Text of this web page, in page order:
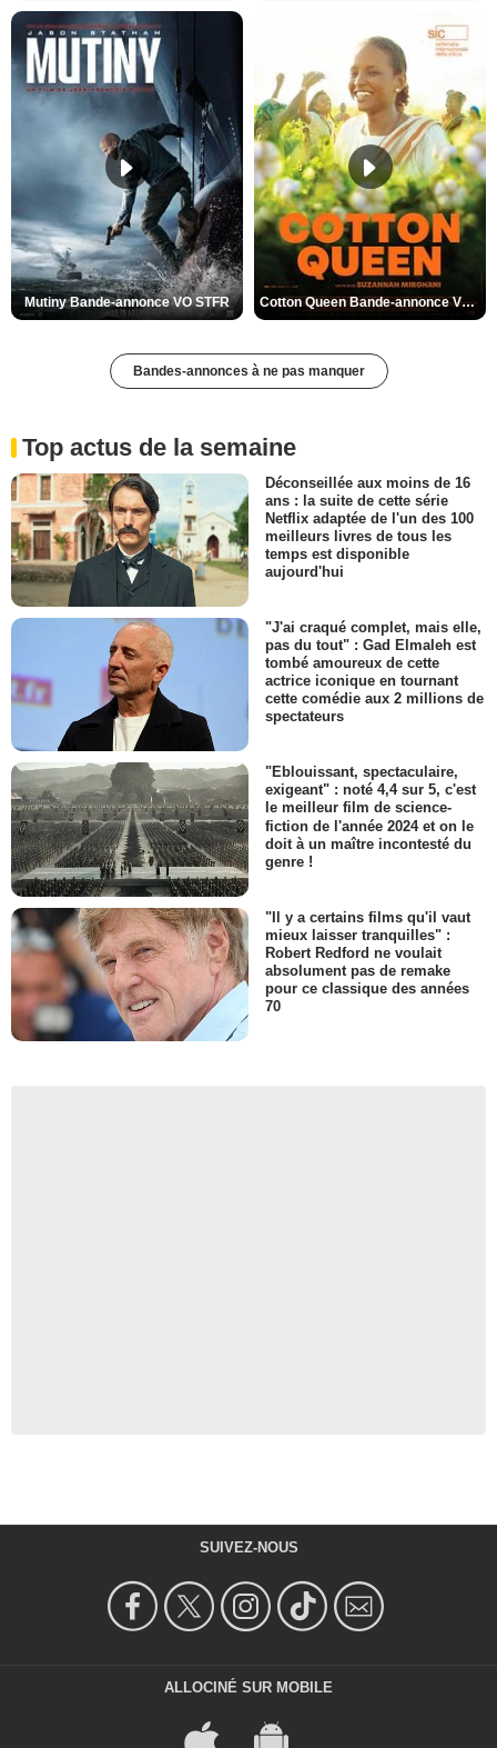
Mutiny Bande-annonce VO STFR Cotton Queen Bande-annonce VO STFR
Bandes-annonces à ne pas manquer
Top actus de la semaine
Déconseillée aux moins de 16
ans : la suite de cette série
Netflix adaptée de l'un des 100
meilleurs livres de tous les
temps est disponible
aujourd'hui
"J'ai craqué complet, mais elle,
pas du tout" : Gad Elmaleh est
tombé amoureux de cette
actrice iconique en tournant
cette comédie aux 2 millions de
spectateurs
"Eblouissant, spectaculaire,
exigeant" : noté 4,4 sur 5, c'est
le meilleur film de science-
fiction de l'année 2024 et on le
doit à un maître incontesté du
genre !
"Il y a certains films qu'il vaut
mieux laisser tranquilles" :
Robert Redford ne voulait
absolument pas de remake
pour ce classique des années
70
SUIVEZ-NOUS
ALLOCINÉ SUR MOBILE